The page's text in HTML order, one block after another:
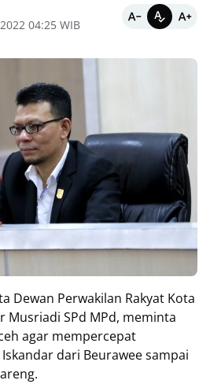
04:25 WIB
Dewan Perwakilan Rakyat Kota
Musriadi SPd MPd, meminta
agar mempercepat
dari Beurawee sampai